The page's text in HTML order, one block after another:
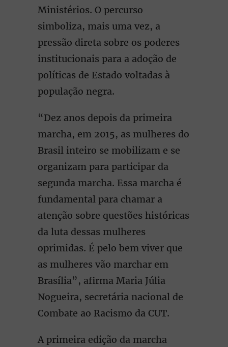
Ministérios. O percurso
simboliza, mais uma vez, a
pressão direta sobre os poderes
institucionais para a adoção de
políticas de Estado voltadas à
população negra.
“Dez anos depois da primeira
marcha, em 2015, as mulheres do
Brasil inteiro se mobilizam e se
organizam para participar da
segunda marcha. Essa marcha é
fundamental para chamar a
atenção sobre questões históricas
da luta dessas mulheres
oprimidas. É pelo bem viver que
as mulheres vão marchar em
Brasília”, afirma Maria Júlia
Nogueira, secretária nacional de
Combate ao Racismo da CUT.
A primeira edição da marcha